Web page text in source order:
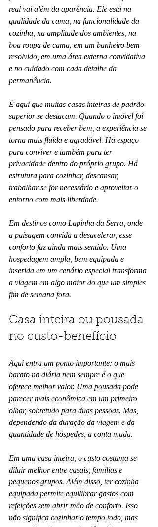
real vai além da aparência. Ele está na
qualidade da cama, na funcionalidade da
cozinha, na amplitude dos ambientes, na
boa roupa de cama, em um banheiro bem
resolvido, em uma área externa convidativa
e no cuidado com cada detalhe da
permanência.
É aqui que muitas casas inteiras de padrão
superior se destacam. Quando o imóvel foi
pensado para receber bem, a experiência se
torna mais fluida e agradável. Há espaço
para conviver e também para ter
privacidade dentro do próprio grupo. Há
estrutura para cozinhar, descansar,
trabalhar se for necessário e aproveitar o
entorno com mais liberdade.
Em destinos como Lapinha da Serra, onde
a paisagem convida a desacelerar, esse
conforto faz ainda mais sentido. Uma
hospedagem ampla, bem equipada e
inserida em um cenário especial transforma
a viagem em algo maior do que um simples
fim de semana fora.
Casa inteira ou pousada
no custo-benefício
Aqui entra um ponto importante: o mais
barato na diária nem sempre é o que
oferece melhor valor. Uma pousada pode
parecer mais econômica em um primeiro
olhar, sobretudo para duas pessoas. Mas,
dependendo da duração da viagem e da
quantidade de hóspedes, a conta muda.
Em uma casa inteira, o custo costuma se
diluir melhor entre casais, famílias e
pequenos grupos. Além disso, ter cozinha
equipada permite equilibrar gastos com
refeições sem abrir mão de conforto. Isso
não significa cozinhar o tempo todo, mas